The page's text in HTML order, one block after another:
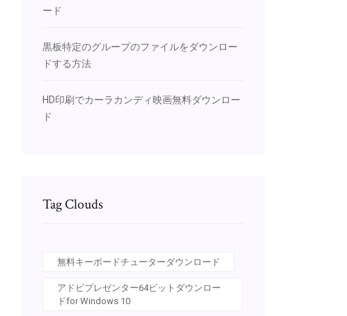
ード
黒板特定のグループのファイルをダウンロー
ドする方法
HD印刷でカーラカンディ映画無料ダウンロー
ド
Tag Clouds
無料キーボードチューターダウンロード
アドビプレゼンター64ビットダウンロー
ドfor Windows 10